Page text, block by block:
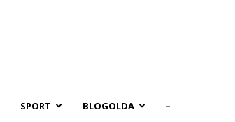
SPORT BLOGOLDA –